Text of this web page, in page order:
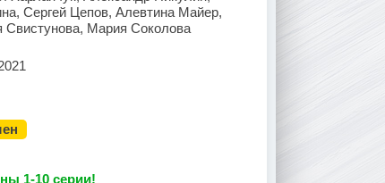
Сергей Цепов, Алевтина Майер,
Свистунова, Мария Соколова
1-10 серии!